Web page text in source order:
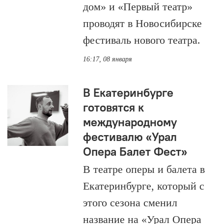
дом» и «Первый театр»
проводят в Новосибирске
фестиваль нового театра.
16:17, 08 января
В Екатеринбурге
готовятся к
международному
фестивалю «Урал
Опера Балет Фест»
В театре оперы и балета в
Екатеринбурге, который с
этого сезона сменил
название на «Урал Опера